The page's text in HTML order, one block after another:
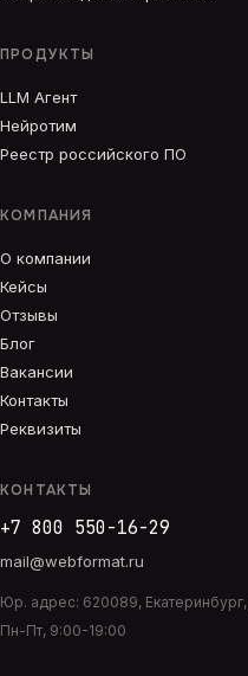
ПРОДУКТЫ
LLM Агент
Нейротим
Реестр российского ПО
КОМПАНИЯ
О компании
Кейсы
Отзывы
Блог
Вакансии
Контакты
Реквизиты
КОНТАКТЫ
+7 800 550-16-29
mail@webformat.ru
Юр. адрес: 620089, Екатеринбург,
Пн-Пт, 9:00-19:00